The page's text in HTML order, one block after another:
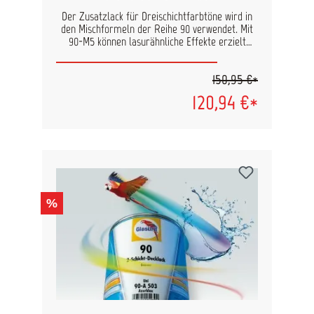
Der Zusatzlack für Dreischichtfarbtöne wird in
den Mischformeln der Reihe 90 verwendet. Mit
90-M5 können lasurähnliche Effekte erzielt
an die hohen Anforderungen bei
Reparaturlackierungen und die gesetzlichen
Vorgaben lösemittelarme
Reparaturlackierungen zu gewährleisten. Zur
120,94 €*
150,95 €*
%